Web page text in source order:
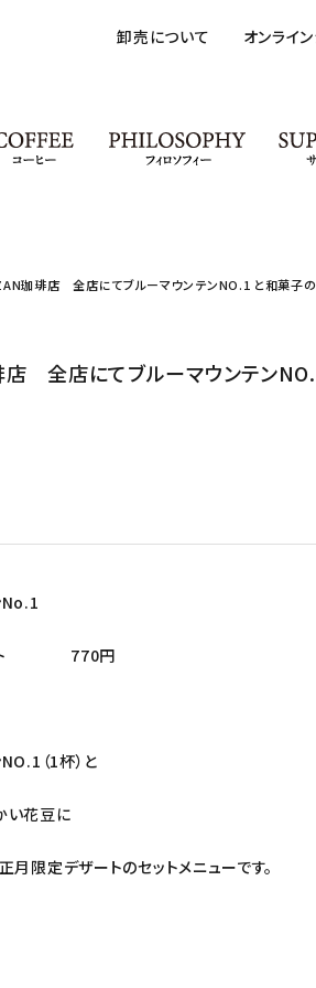
卸売について オンライ
COFFEE
珈琲店 全店にてブルーマウンテンNO.1 と和菓子の
全店にてブルーマウンテン
No.1
ット 770円
（1杯）と
い花豆に
月限定デザートのセットメニューです。